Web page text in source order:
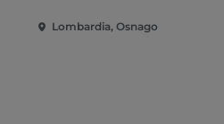
Lombardia, Osnago